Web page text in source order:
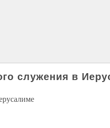
служения в